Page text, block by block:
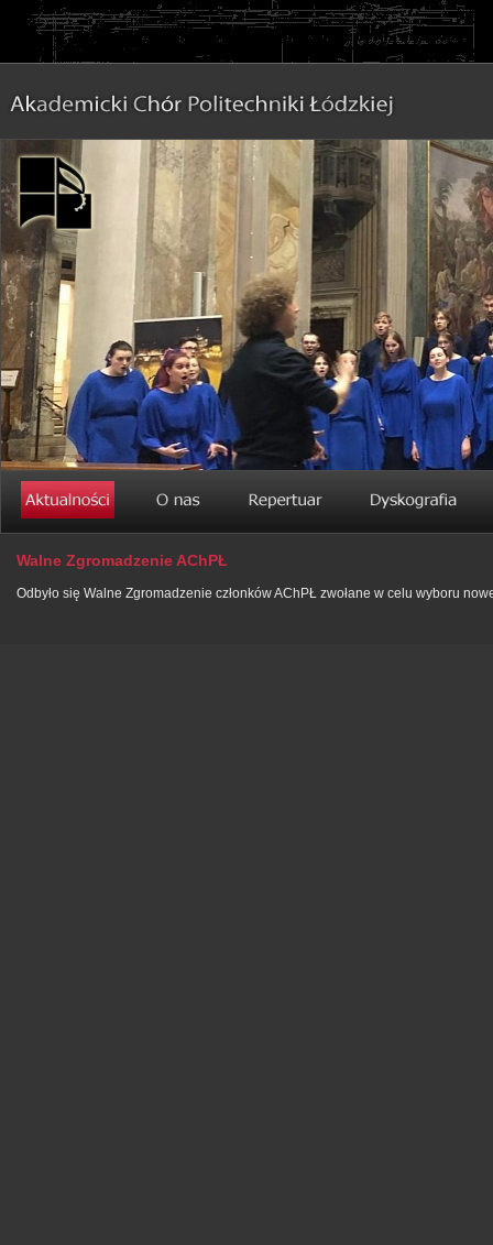
Walne Zgromadzenie AChPŁ
Odbyło się Walne Zgromadzenie członków AChPŁ zwołane w celu wyboru